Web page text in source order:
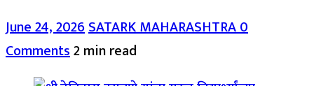
June 24, 2026SATARK MAHARASHTRA0
Comments2 min read